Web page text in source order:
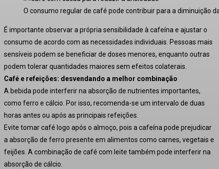
O consumo regular de café pode contribuir para a diminuição
É importante observar a própria sensibilidade à cafeína e ajustar o
consumo de acordo com as necessidades individuais. Pessoas mais
sensíveis podem se beneficiar de doses menores, enquanto outras
podem tolerar quantidades maiores sem efeitos colaterais.
Café e refeições: desvendando a melhor combinação
A bebida pode interferir na absorção de nutrientes importantes,
como ferro e cálcio. Por isso, recomenda-se um intervalo de duas
horas antes ou após as principais refeições.
Evite tomar café logo após o almoço, pois a cafeína pode prejudicar
a absorção de ferro presente em alimentos como carnes, vegetais e
feijões. A combinação de café com leite também pode interferir na
absorção de cálcio.